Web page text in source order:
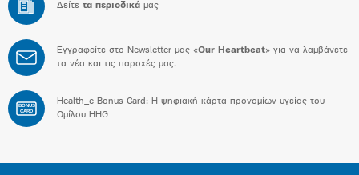
Δείτε τα περιοδικά μας
Εγγραφείτε στο Newsletter μας «Our Heartbeat» για να λαμβάνετε
τα νέα και τις παροχές μας.
BONUS
CARD
Health_e Bonus Card: H ψηφιακή κάρτα προνομίων υγείας του
Ομίλου HHG